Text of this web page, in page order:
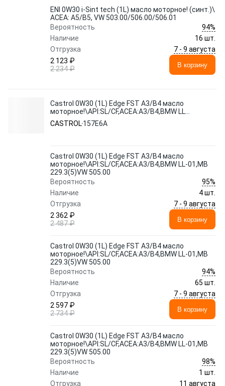
ENI 0W30 i-Sint tech (1L) масло моторное! (синт.)\
ACEA: A5/B5, VW 503.00/506.00/506.01
Вероятность
94%
Наличие
16 шт.
Отгрузка
7 - 9 августа
2 123 ₽
2 234 ₽
В корзину
Castrol 0W30 (1L) Edge FST A3/B4 масло
моторное!\API:SL/CF,ACEA:A3/B4,BMW LL-
01,MB 229.3(5)VW 505.00
CASTROL157E6A
Castrol 0W30 (1L) Edge FST A3/B4 масло
моторное!\API:SL/CF,ACEA:A3/B4,BMW LL-01,MB
229.3(5)VW 505.00
Вероятность
95%
Наличие
4 шт.
Отгрузка
7 - 9 августа
2 362 ₽
2 487 ₽
В корзину
Castrol 0W30 (1L) Edge FST A3/B4 масло
моторное!\API:SL/CF,ACEA:A3/B4,BMW LL-01,MB
229.3(5)VW 505.00
Вероятность
94%
Наличие
65 шт.
Отгрузка
7 - 9 августа
2 597 ₽
2 734 ₽
В корзину
Castrol 0W30 (1L) Edge FST A3/B4 масло
моторное!\API:SL/CF,ACEA:A3/B4,BMW LL-01,MB
229.3(5)VW 505.00
Вероятность
98%
Наличие
1 шт.
Отгрузка
11 августа